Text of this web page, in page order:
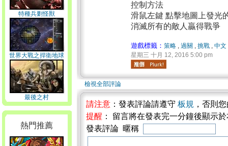
特種兵剿怪獸
世界大戰之捍衛地球
最後之村
熱門推薦
控制方法
滑鼠左鍵 點擊地圖上發光
消滅所有的敵人贏得戰爭
遊戲標籤： 策略 , 過關 , 挑戰 , 中文
星期三 十月 12, 2016 5:00 pm
檢視全部評論
請注意 ：發表評論請遵守 板規 ，否則
提醒 ： 留言將在發表完一分鐘後顯示
發表評論 暱稱